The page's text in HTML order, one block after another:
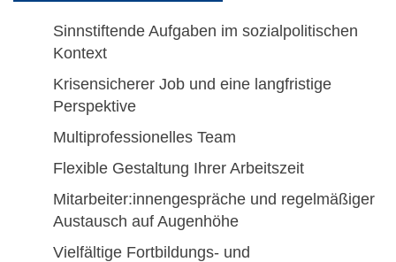
Sinnstiftende Aufgaben im sozialpolitischen
Kontext
Krisensicherer Job und eine langfristige
Perspektive
Multiprofessionelles Team
Flexible Gestaltung Ihrer Arbeitszeit
Mitarbeiter:innengespräche und regelmäßiger
Austausch auf Augenhöhe
Vielfältige Fortbildungs- und